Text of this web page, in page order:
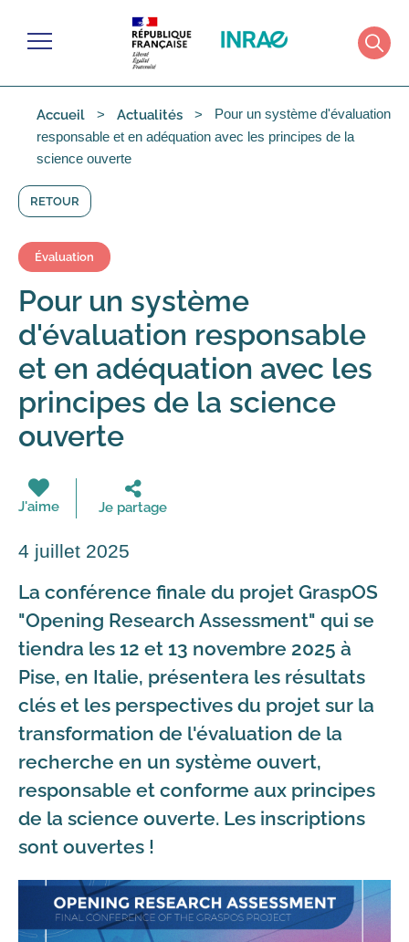
Menu
Accueil Actualités
Pour un système d'évaluation
responsable et en adéquation avec les principes de la
science ouverte
RETOUR
Évaluation
Pour un système
d'évaluation responsable
et en adéquation avec les
principes de la science
ouverte
J'aime Je partage
4 juillet 2025
La conférence finale du projet GraspOS
"Opening Research Assessment" qui se
tiendra les 12 et 13 novembre 2025 à
Pise, en Italie, présentera les résultats
clés et les perspectives du projet sur la
transformation de l'évaluation de la
recherche en un système ouvert,
responsable et conforme aux principes
de la science ouverte. Les inscriptions
sont ouvertes !